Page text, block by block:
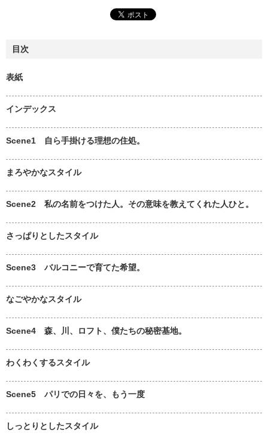
目次
表紙
インデックス
Scene1 自ら手掛ける理想の住処。
まろやかなスタイル
Scene2 私の名前をつけた人。その意味を教えてくれた人ひと。
さっぱりとしたスタイル
Scene3 バルコニーで育てた希望。
なごやかなスタイル
Scene4 森、川、ロフト、僕たちの秘密基地。
わくわくするスタイル
Scene5 パリでの日々を、もう一度
しっとりとしたスタイル